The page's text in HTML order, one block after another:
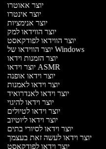
יוצר אאוטרו
יוצר אינטרו
יוצר אנימציות
יוצר הווידאו למק
יוצר הווידאו לפודקאסט
יוצר הווידאו של Windows
יוצר הזמנות וידאו
יוצר וידאו ASMR
יוצר וידאו אופנה
יוצר וידאו לאמנות
יוצר וידאו לאנדרואיד
יוצר וידאו להיגוי
יוצר וידאו לטיולים
יוצר וידאו ליוטיוב
יוצר וידאו לסיורי בתים
יוצר וידאו לעשה זאת בעצמך
יוצר וידאו לפודקאסט